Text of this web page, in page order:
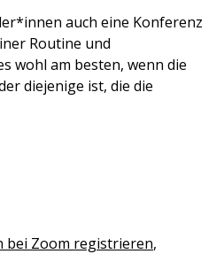
auch eine Konferenz
Routine und
wohl am besten, wenn die
diejenige ist, die die
bei Zoom registrieren,